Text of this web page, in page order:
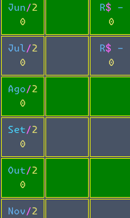
Jun/2
0
R$ -
0
Jul/2
0
R$ -
0
Ago/2
0
Set/2
0
Out/2
0
Nov/2